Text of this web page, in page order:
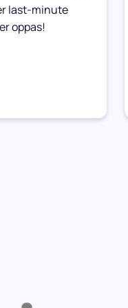
last-minute
oppas!